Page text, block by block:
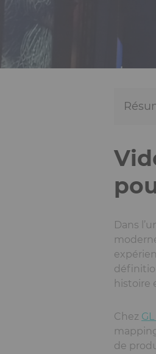
Dans
histoire
Chez
de